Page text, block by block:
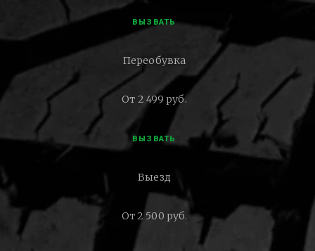
ВЫЗВАТЬ
Переобувка
От 2 499 руб.
ВЫЗВАТЬ
Выезд
От 2 500 руб.